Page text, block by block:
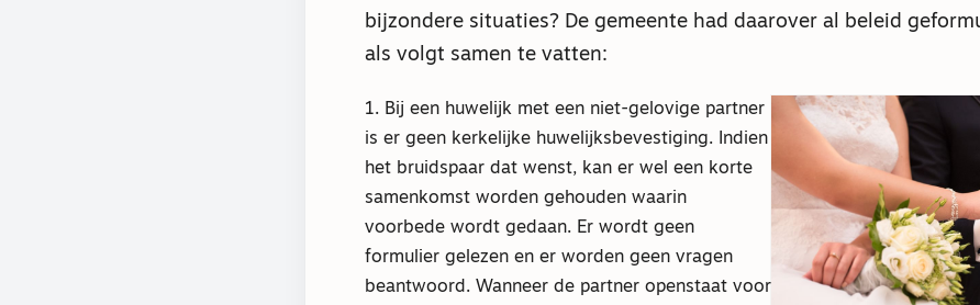
bijzondere situaties? De gemeente had daarover al beleid
als volgt samen te vatten:
1. Bij een huwelijk met een niet-gelovige partner
is er geen kerkelijke huwelijksbevestiging. Indien
het bruidspaar dat wenst, kan er wel een korte
samenkomst worden gehouden waarin
voorbede wordt gedaan. Er wordt geen
formulier gelezen en er worden geen vragen
beantwoord. Wanneer de partner openstaat voor